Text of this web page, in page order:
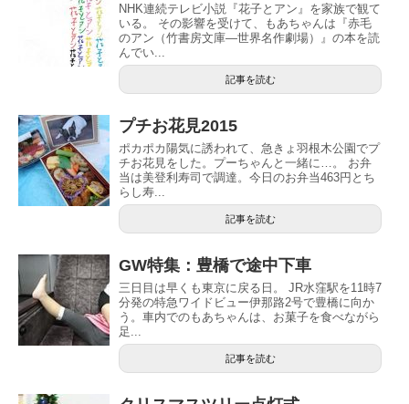
NHK連続テレビ小説『花子とアン』を家族で観て
いる。 その影響を受けて、もあちゃんは『赤毛
のアン（竹書房文庫―世界名作劇場）』の本を読
んでい...
記事を読む
プチお花見2015
ポカポカ陽気に誘われて、急きょ羽根木公園でプ
チお花見をした。プーちゃんと一緒に…。 お弁
当は美登利寿司で調達。今日のお弁当463円とち
らし寿...
記事を読む
GW特集：豊橋で途中下車
三日目は早くも東京に戻る日。 JR水窪駅を11時7
分発の特急ワイドビュー伊那路2号で豊橋に向か
う。車内でのもあちゃんは、お菓子を食べながら
足...
記事を読む